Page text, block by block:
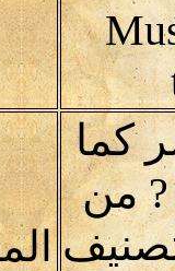
كما
? من
تصنيف